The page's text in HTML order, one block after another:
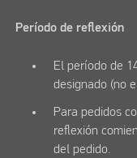
Período de reflexión
El período de
designado (no
Para pedidos
reflexión
del pedido.